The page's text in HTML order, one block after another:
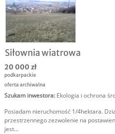
Siłownia wiatrowa
20 000 zł
podkarpackie
oferta archiwalna
Szukam inwestora: Ekologia i ochrona
Posiadam nieruchomość 1/4hektara.
przestrzennego zezwolenie na
jest...